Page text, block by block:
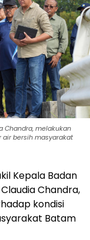
Chandra, melakukan
bersih masyarakat
Kepala Badan
Chandra,
kondisi
Batam